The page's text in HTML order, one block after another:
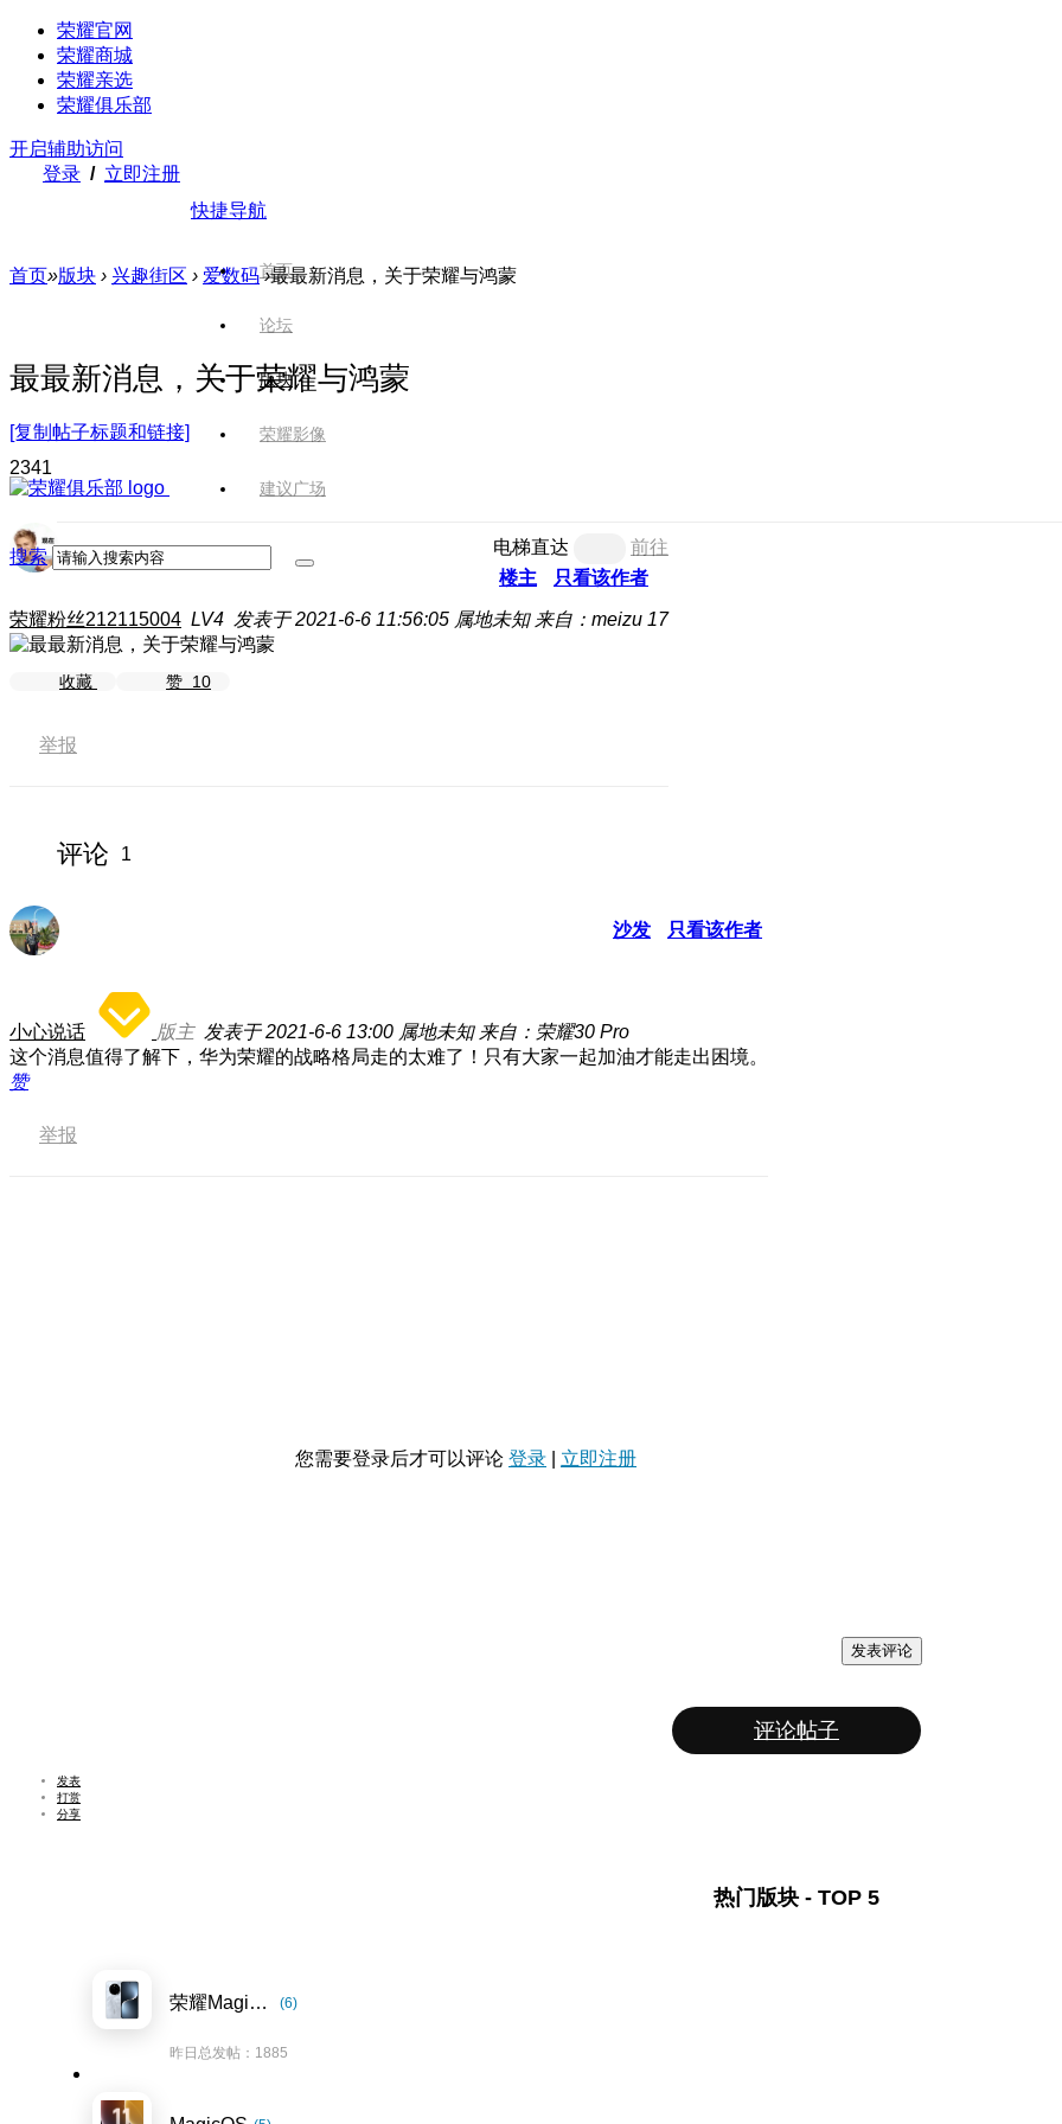
荣耀官网
荣耀商城
荣耀亲选
荣耀俱乐部
开启辅助访问
登录 / 立即注册
快捷导航
首页
论坛
版块
荣耀影像
建议广场
搜索
首页»版块 › 兴趣街区 › 爱数码 ›最最新消息，关于荣耀与鸿蒙
最最新消息，关于荣耀与鸿蒙
[复制帖子标题和链接]
2341
电梯直达
前往
楼主
只看该作者
荣耀粉丝212115004 LV4 发表于 2021-6-6 11:56:05 属地未知 来自：meizu 17
收藏 赞 10
举报
评论 1
沙发 只看该作者
小心说话 版主 发表于 2021-6-6 13:00 属地未知 来自：荣耀30 Pro
这个消息值得了解下，华为荣耀的战略格局走的太难了！只有大家一起加油才能走出困境。
赞
举报
您需要登录后才可以评论 登录 立即注册
发表评论
评论帖子
发表
打赏
分享
热门版块 - TOP 5
荣耀Magic7系列 (6)
昨日总发帖：1885